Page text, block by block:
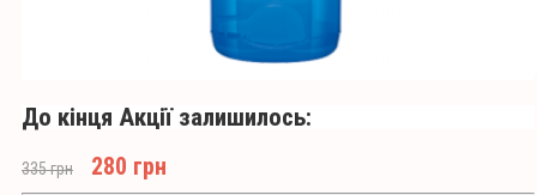
До кінця Акції залишилось:
335 грн 280 грн